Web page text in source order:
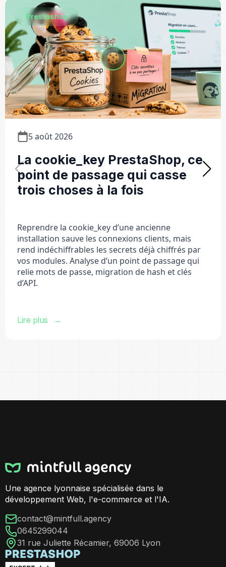
Prestashop
5 août 2026
La cookie_key PrestaShop, ce
point de passage qui casse
trois choses à la fois
Reprendre la cookie_key d’une ancienne
installation sauve les connexions clients, mais
rend indéchiffrables les secrets déjà chiffrés par
vos modules. Analyse d’un point de passage qui
relie mots de passe, migration de hash et clés
d’API.
Lire plus
Une agence lyonnaise spécialisée dans le
développement Web, l'e-commerce et l'IA.
contact@mintfull.agency
0645299044
31 rue Juliette Récamier, 69006 Lyon